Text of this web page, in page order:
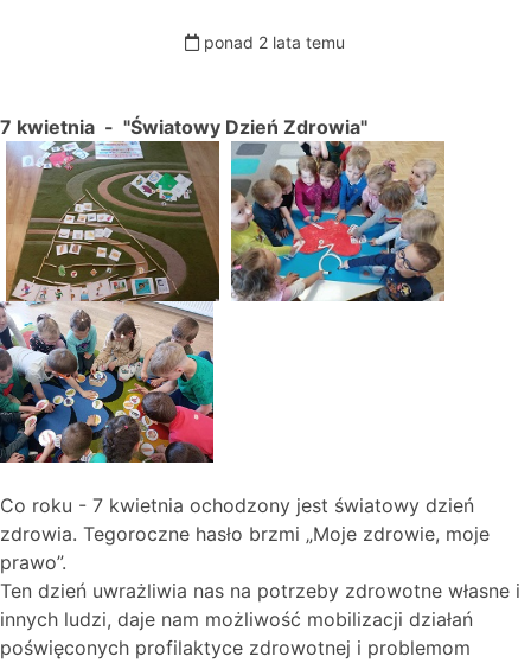
ponad 2 lata temu
7 kwietnia - "Światowy Dzień Zdrowia"
Co roku - 7 kwietnia ochodzony jest światowy dzień
zdrowia. Tegoroczne hasło brzmi „Moje zdrowie, moje
prawo”.
Ten dzień uwrażliwia nas na potrzeby zdrowotne własne i
innych ludzi, daje nam możliwość mobilizacji działań
poświęconych profilaktyce zdrowotnej i problemom